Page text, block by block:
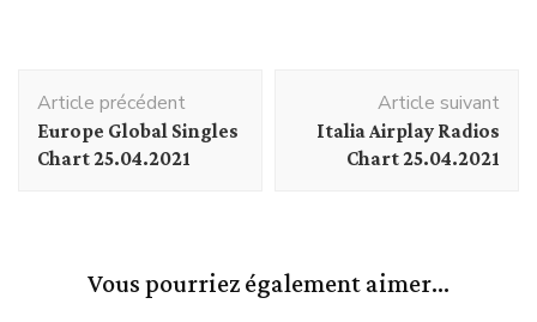
d'article
Article précédent
Europe Global Singles
Chart 25.04.2021
Article suivant
Italia Airplay Radios
Chart 25.04.2021
Vous pourriez également aimer...